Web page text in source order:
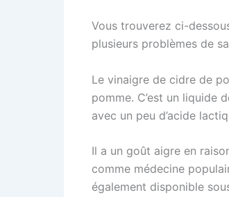
Vous trouverez ci-
plusieurs problèmes de
Le vinaigre de cidre de
pomme. C’est un liquide
avec un peu d’acide
Il a un goût aigre en
comme médecine
également disponible